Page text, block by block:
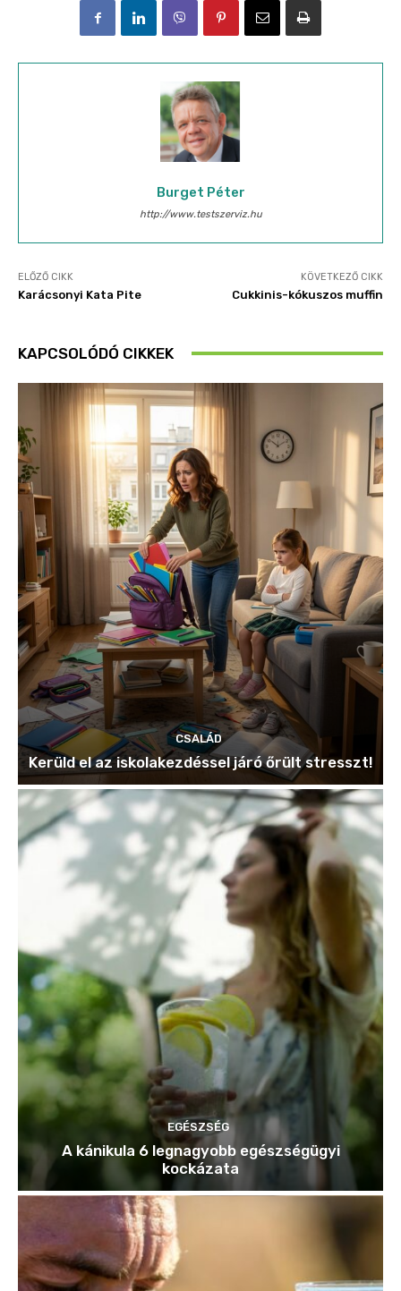
Burget Péter
http://www.testszerviz.hu
ELŐZŐ CIKK
Karácsonyi Kata Pite
KÖVETKEZŐ CIKK
Cukkinis-kókuszos muffin
KAPCSOLÓDÓ CIKKEK
CSALÁD
Kerüld el az iskolakezdéssel járó őrült stresszt!
EGÉSZSÉG
A kánikula 6 legnagyobb egészségügyi
kockázata